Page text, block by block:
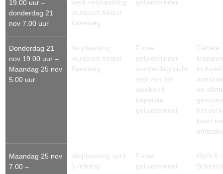
19.00 uur –
donderdag 21
nov 7.00 uur
werk verplaatsing
kruispunt Keizer
Karelweg
geluidshinder
Donderdag 21
nov 19.00 uur –
Maandag 25 nov
5.00 uur
Verplaatsing
kruispunt Keizer
Karelweg
Forse
geluidshinder
donderdagnacht,
rest van het
weekend
beperkte
geluidshinder
Gehele
inclusief
en
het
kaart
Maandag 25 nov
7.00 –
Verplaatsing oprit
5 richting
Forse
geluidshinder
Oprit 5
Schiphol